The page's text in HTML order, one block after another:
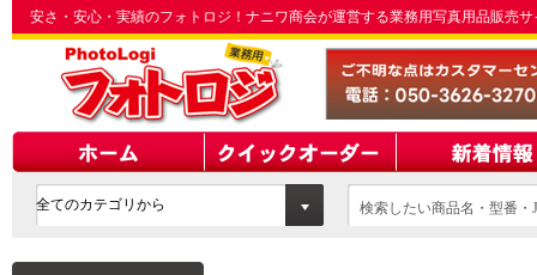
安さ・安心・実績のフォトロジ！ナニワ商会が運営する業務用写真用品販売
検索したい商品名・型番